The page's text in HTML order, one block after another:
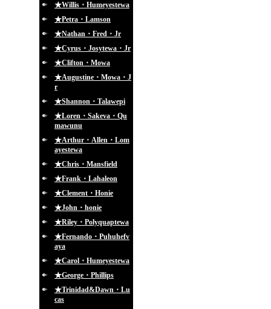
★Willis・Humeyestewa
★Petra・Lamson
★Nathan・Fred・Jr
★Cyrus・Josytewa・Jr
★Clifton・Mowa
★Augustine・Mowa・J
r
★Shannon・Talawepi
★Loren・Sakeva・Qu
mawunu
★Arthur・Allen・Lom
ayestewa
★Chris・Mansfield
★Frank・Lahaleon
★Clement・Honie
★John・honie
★Riley・Polyquaptewa
★Fernando・Puhuhefv
aya
★Carol・Humeyestewa
★George・Phillips
★Trinidad&Dawn・Lu
cas